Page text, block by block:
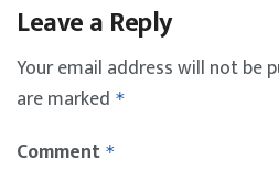
Leave a Reply
Your email address will not be
are marked *
Comment *